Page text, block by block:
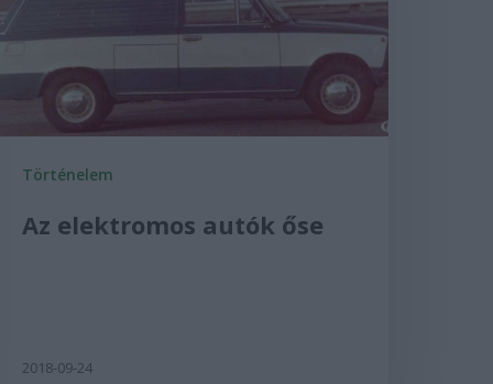
Történelem
Az elektromos autók őse
2018-09-24